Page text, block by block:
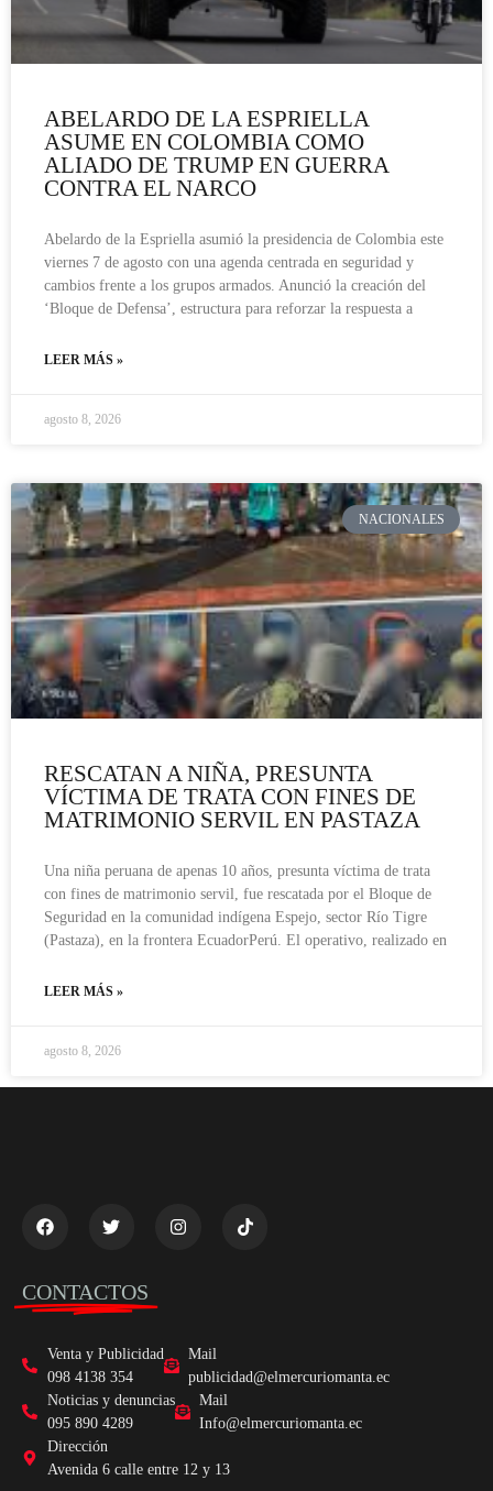
ABELARDO DE LA ESPRIELLA
ASUME EN COLOMBIA COMO
ALIADO DE TRUMP EN GUERRA
CONTRA EL NARCO
Abelardo de la Espriella asumió la presidencia de Colombia este
viernes 7 de agosto con una agenda centrada en seguridad y
cambios frente a los grupos armados. Anunció la creación del
‘Bloque de Defensa’, estructura para reforzar la respuesta a
LEER MÁS »
agosto 8, 2026
NACIONALES
RESCATAN A NIÑA, PRESUNTA
VÍCTIMA DE TRATA CON FINES DE
MATRIMONIO SERVIL EN PASTAZA
Una niña peruana de apenas 10 años, presunta víctima de trata
con fines de matrimonio servil, fue rescatada por el Bloque de
Seguridad en la comunidad indígena Espejo, sector Río Tigre
(Pastaza), en la frontera EcuadorPerú. El operativo, realizado en
LEER MÁS »
agosto 8, 2026
CONTACTOS
Venta y Publicidad
098 4138 354
Mail
publicidad@elmercuriomanta.ec
Noticias y denuncias
095 890 4289
Mail
Info@elmercuriomanta.ec
Dirección
Avenida 6 calle entre 12 y 13